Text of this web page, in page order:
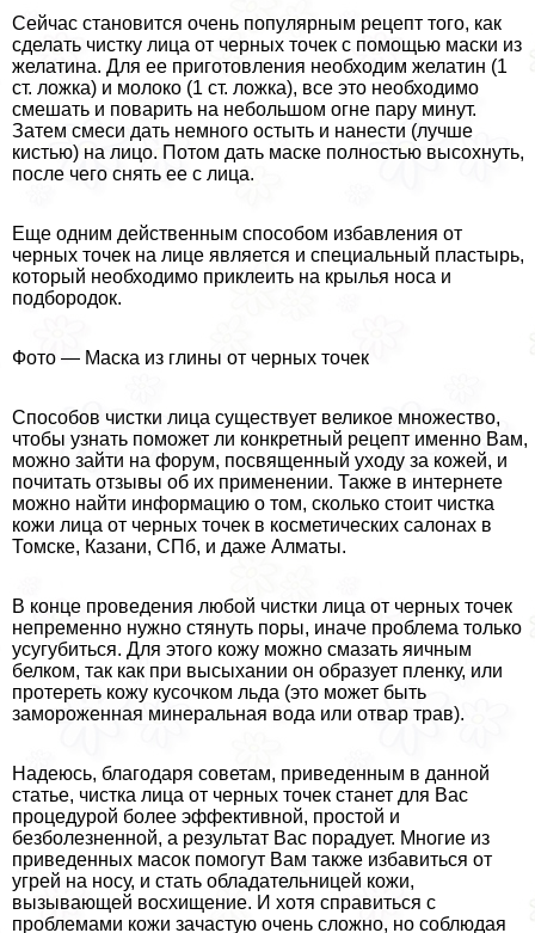
Сейчас становится очень популярным рецепт того, как
сделать чистку лица от черных точек с помощью маски из
желатина. Для ее приготовления необходим желатин (1
ст. ложка) и молоко (1 ст. ложка), все это необходимо
смешать и поварить на небольшом огне пару минут.
Затем смеси дать немного остыть и нанести (лучше
кистью) на лицо. Потом дать маске полностью высохнуть,
после чего снять ее с лица.
Еще одним действенным способом избавления от
черных точек на лице является и специальный пластырь,
который необходимо приклеить на крылья носа и
подбородок.
Фото — Маска из глины от черных точек
Способов чистки лица существует великое множество,
чтобы узнать поможет ли конкретный рецепт именно Вам,
можно зайти на форум, посвященный уходу за кожей, и
почитать отзывы об их применении. Также в интернете
можно найти информацию о том, сколько стоит чистка
кожи лица от черных точек в косметических салонах в
Томске, Казани, СПб, и даже Алматы.
В конце проведения любой чистки лица от черных точек
непременно нужно стянуть поры, иначе проблема только
усугубиться. Для этого кожу можно смазать яичным
белком, так как при высыхании он образует пленку, или
протереть кожу кусочком льда (это может быть
замороженная минеральная вода или отвар трав).
Надеюсь, благодаря советам, приведенным в данной
статье, чистка лица от черных точек станет для Вас
процедурой более эффективной, простой и
безболезненной, а результат Вас порадует. Многие из
приведенных масок помогут Вам также избавиться от
угрей на носу, и стать обладательницей кожи,
вызывающей восхищение. И хотя справиться с
проблемами кожи зачастую очень сложно, но соблюдая